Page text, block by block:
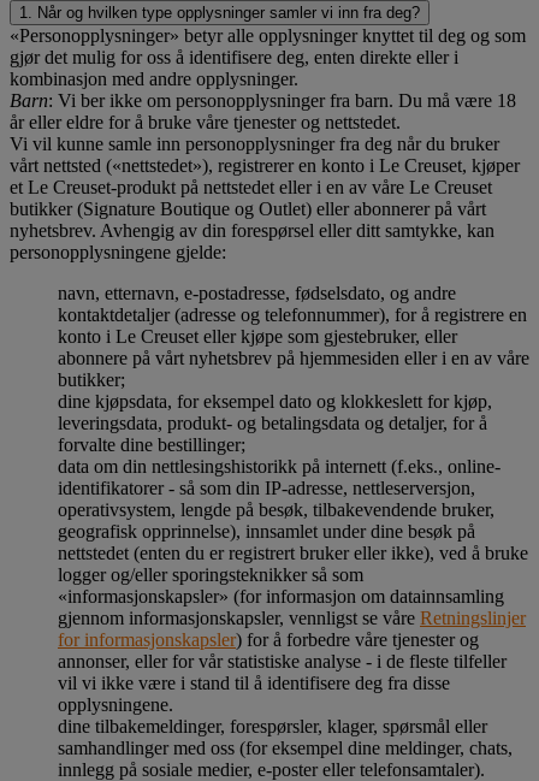
1. Når og hvilken type opplysninger samler vi inn fra deg?
«Personopplysninger» betyr alle opplysninger knyttet til deg og som
gjør det mulig for oss å identifisere deg, enten direkte eller i
kombinasjon med andre opplysninger.
Barn: Vi ber ikke om personopplysninger fra barn. Du må være 18
år eller eldre for å bruke våre tjenester og nettstedet.
Vi vil kunne samle inn personopplysninger fra deg når du bruker
vårt nettsted («nettstedet»), registrerer en konto i Le Creuset, kjøper
et Le Creuset-produkt på nettstedet eller i en av våre Le Creuset
butikker (Signature Boutique og Outlet) eller abonnerer på vårt
nyhetsbrev. Avhengig av din forespørsel eller ditt samtykke, kan
personopplysningene gjelde:
navn, etternavn, e-postadresse, fødselsdato, og andre
kontaktdetaljer (adresse og telefonnummer), for å registrere en
konto i Le Creuset eller kjøpe som gjestebruker, eller
abonnere på vårt nyhetsbrev på hjemmesiden eller i en av våre
butikker;
dine kjøpsdata, for eksempel dato og klokkeslett for kjøp,
leveringsdata, produkt- og betalingsdata og detaljer, for å
forvalte dine bestillinger;
data om din nettlesingshistorikk på internett (f.eks., online-
identifikatorer - så som din IP-adresse, nettleserversjon,
operativsystem, lengde på besøk, tilbakevendende bruker,
geografisk opprinnelse), innsamlet under dine besøk på
nettstedet (enten du er registrert bruker eller ikke), ved å bruke
logger og/eller sporingsteknikker så som
«informasjonskapsler» (for informasjon om datainnsamling
gjennom informasjonskapsler, vennligst se våre Retningslinjer
for informasjonskapsler) for å forbedre våre tjenester og
annonser, eller for vår statistiske analyse - i de fleste tilfeller
vil vi ikke være i stand til å identifisere deg fra disse
opplysningene.
dine tilbakemeldinger, forespørsler, klager, spørsmål eller
samhandlinger med oss (for eksempel dine meldinger, chats,
innlegg på sosiale medier, e-poster eller telefonsamtaler).